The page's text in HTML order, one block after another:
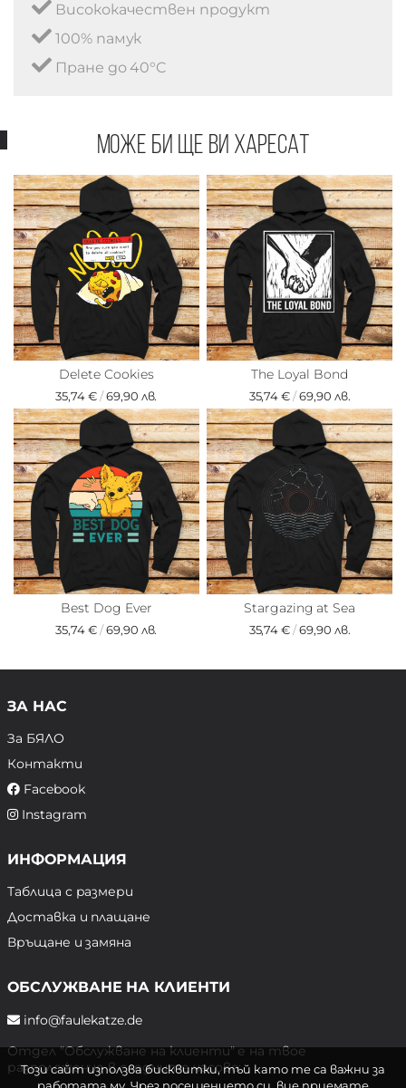
Висококачествен продукт
100% памук
Пране до 40°C
Може би ще ви харесат
Delete Cookies
35,74 €/69,90 лв.
The Loyal Bond
35,74 €/69,90 лв.
Best Dog Ever
35,74 €/69,90 лв.
Stargazing at Sea
35,74 €/69,90 лв.
ЗА НАС
За БЯЛО
Контакти
Facebook
Instagram
ИНФОРМАЦИЯ
Таблица с размери
Доставка и плащане
Връщане и замяна
ОБСЛУЖВАНЕ НА КЛИЕНТИ
info@faulekatze.de
Отдел "Обслужване на клиенти" е на твое
разположение в следните часове:
Този сайт използва бисквитки, тъй като те са важни за